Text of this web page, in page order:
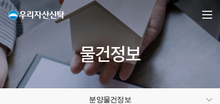
물건정보
분양물건정보